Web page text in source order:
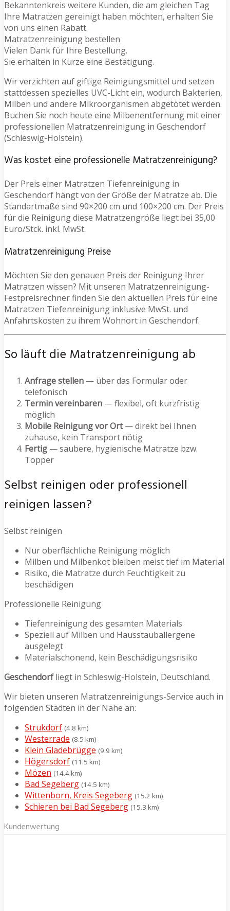
Bekanntenkreis weitere Kunden, die am gleichen Tag
Ihre Matratzen gereinigt haben möchten, erhalten Sie
von uns einen Rabatt.
Matratzenreinigung bestellen
Vielen Dank für Ihre Bestellung.
Sie erhalten in Kürze eine Bestätigung.
Wir verzichten auf giftige Reinigungsmittel und setzen
stattdessen spezielles UVC-Licht ein, wodurch Bakterien,
Milben und andere Mikroorganismen abgetötet werden.
Buchen Sie noch heute eine Milbenentfernung mit einer
professionellen Matratzenreinigung in Geschendorf
(Schleswig-Holstein).
Was kostet eine professionelle Matratzenreinigung?
Der Preis einer Matratzen Tiefenreinigung in
Geschendorf hängt von der Größe der Matratze ab. Die
Standartmaße sind 90×200 cm und 100×200 cm. Der Preis
für die Reinigung diese Matratzengröße liegt bei 35,00
Euro/Stck. inkl. MwSt.
Matratzenreinigung Preise
Möchten Sie den genauen Preis der Reinigung Ihrer
Matratzen wissen? Mit unseren Matratzenreinigung-
Festpreisrechner finden Sie den aktuellen Preis für eine
Matratzen Tiefenreinigung inklusive MwSt. und
Anfahrtskosten zu ihrem Wohnort in Geschendorf.
So läuft die Matratzenreinigung ab
Anfrage stellen — über das Formular oder
telefonisch
Termin vereinbaren — flexibel, oft kurzfristig
möglich
Mobile Reinigung vor Ort— direkt bei Ihnen
zuhause, kein Transport nötig
Fertig — saubere, hygienische Matratze bzw.
Topper
Selbst reinigen oder professionell
reinigen lassen?
Selbst reinigen
Nur oberflächliche Reinigung möglich
Milben und Milbenkot bleiben meist tief im Material
Risiko, die Matratze durch Feuchtigkeit zu
beschädigen
Professionelle Reinigung
Tiefenreinigung des gesamten Materials
Speziell auf Milben und Hausstauballergene
ausgelegt
Materialschonend, kein Beschädigungsrisiko
Geschendorfliegt in Schleswig-Holstein, Deutschland.
Wir bieten unseren Matratzenreinigungs-Service auch in
folgenden Städten in der Nähe an:
Strukdorf (4.8 km)
Westerrade (8.5 km)
Klein Gladebrügge (9.9 km)
Högersdorf (11.5 km)
Mözen (14.4 km)
Bad Segeberg (14.5 km)
Wittenborn, Kreis Segeberg (15.2 km)
Schieren bei Bad Segeberg (15.3 km)
Kundenwertung